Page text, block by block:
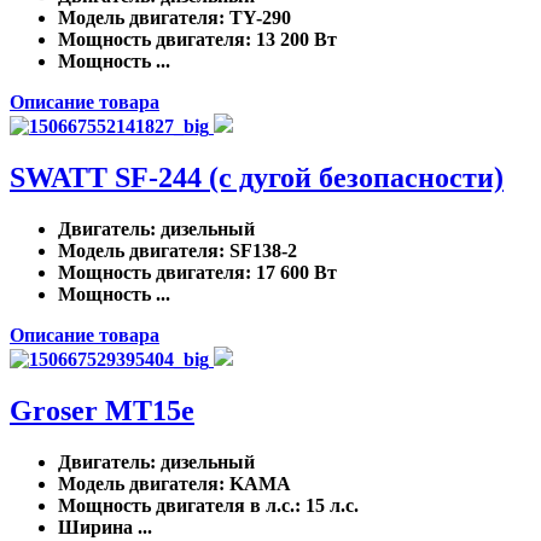
Модель двигателя: TY-290
Мощность двигателя: 13 200 Вт
Мощность ...
Описание товара
SWATT SF-244 (с дугой безопасности)
Двигатель: дизельный
Модель двигателя: SF138-2
Мощность двигателя: 17 600 Вт
Мощность ...
Описание товара
Groser MT15e
Двигатель: дизельный
Модель двигателя: KAMA
Мощность двигателя в л.с.: 15 л.с.
Ширина ...